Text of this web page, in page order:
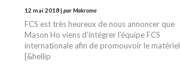
12 mai 2018 | par Makrome
FCS est très heureux de nous annoncer que
Mason Ho viens d’intégrer l’équipe FCS
internationale afin de promouvoir le matériel
[&hellip